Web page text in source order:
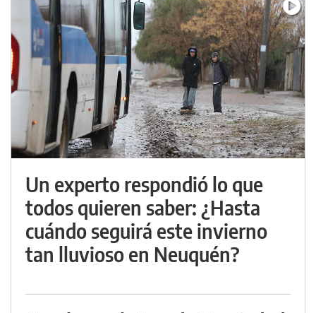
Un experto respondió lo que
todos quieren saber: ¿Hasta
cuándo seguirá este invierno
tan lluvioso en Neuquén?